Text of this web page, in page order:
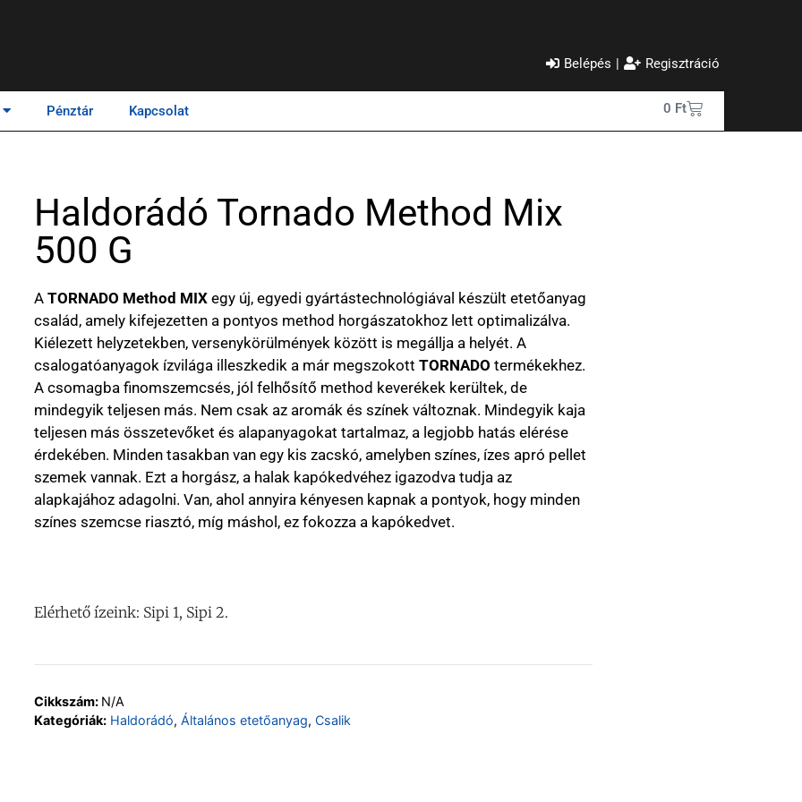
Belépés | Regisztráció
Pénztár Kapcsolat 0 Ft
Haldorádó Tornado Method Mix
500 G
A TORNADO Method MIX egy új, egyedi gyártástechnológiával készült etetőanyag
család, amely kifejezetten a pontyos method horgászatokhoz lett optimalizálva.
Kiélezett helyzetekben, versenykörülmények között is megállja a helyét. A
csalogatóanyagok ízvilága illeszkedik a már megszokott TORNADO termékekhez.
A csomagba finomszemcsés, jól felhősítő method keverékek kerültek, de
mindegyik teljesen más. Nem csak az aromák és színek változnak. Mindegyik kaja
teljesen más összetevőket és alapanyagokat tartalmaz, a legjobb hatás elérése
érdekében. Minden tasakban van egy kis zacskó, amelyben színes, ízes apró pellet
szemek vannak. Ezt a horgász, a halak kapókedvéhez igazodva tudja az
alapkajához adagolni. Van, ahol annyira kényesen kapnak a pontyok, hogy minden
színes szemcse riasztó, míg máshol, ez fokozza a kapókedvet.
Elérhető ízeink: Sipi 1, Sipi 2.
Cikkszám: N/A
Kategóriák: Haldorádó, Általános etetőanyag, Csalik